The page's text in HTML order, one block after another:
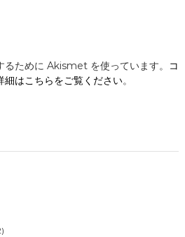
るために Akismet を使っています。
コ
細はこちらをご覧ください。